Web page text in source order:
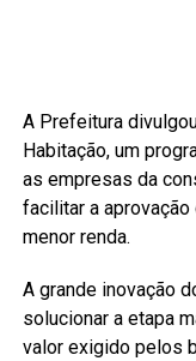
A Prefeitura
Habitação, um
as empresas da
facilitar a
menor renda.
A grande inovação
solucionar a etapa
valor exigido pelos